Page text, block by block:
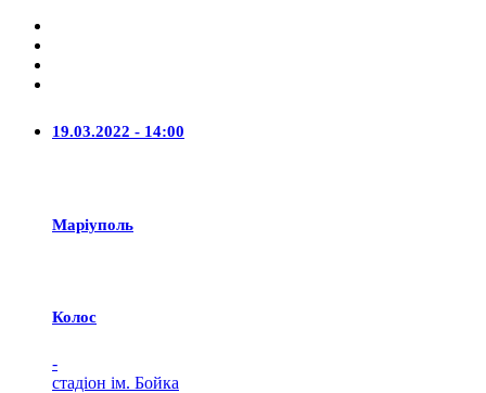
19.03.2022 - 14:00
Маріуполь
Колос
-
стадіон ім. Бойка